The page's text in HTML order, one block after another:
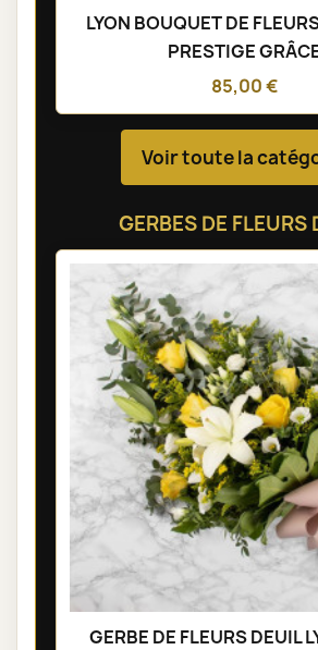
LYON BOUQUET DE
PRESTIGE
85,00 €
Voir toute la
GERBES DE FLEURS
GERBE DE FLEURS DEUIL